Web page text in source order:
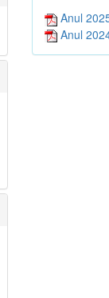
Anul
Anul